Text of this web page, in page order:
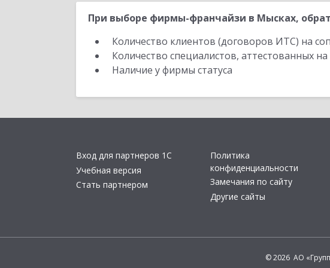
При выборе фирмы-франчайзи в Мысках,
Количество клиентов (договоров ИТС) на
Количество специалистов, аттестованных
Наличие у фирмы статуса
Вход для партнеров 1С
Учебная версия
Стать партнером
Политика
конфиденциальности
Замечания по сайту
Другие сайты
© 2026 АО